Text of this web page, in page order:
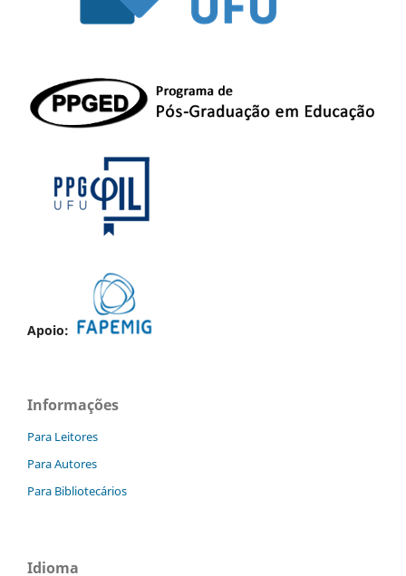
Apoio:
Informações
Para Leitores
Para Autores
Para Bibliotecários
Idioma